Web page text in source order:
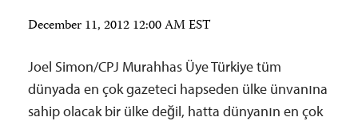
December 11, 2012 12:00 AM EST
Joel Simon/CPJ Murahhas Üye Türkiye tüm
dünyada en çok gazeteci hapseden ülke ünvanına
sahip olacak bir ülke değil, hatta dünyanın en çok